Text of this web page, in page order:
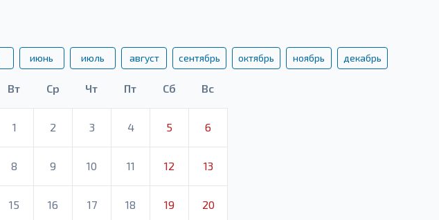
июнь июль август сентябрь октябрь ноябрь декабрь
Вт Ср Чт Пт Сб Вс
1 2 3 4 5 6
8 9 10 11 12 13
15 16 17 18 19 20